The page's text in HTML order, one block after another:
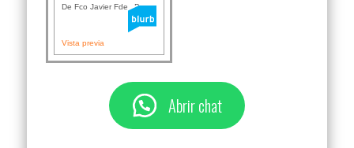
De Fco Javier Fdez B...
Vista previa
Abrir chat